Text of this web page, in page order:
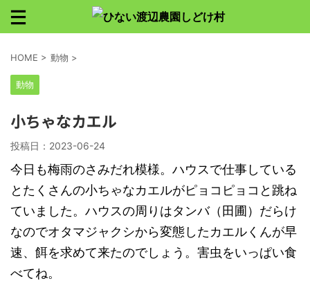
HOME > 動物 >
動物
小ちゃなカエル
投稿日： 2023-06-24
今日も梅雨のさみだれ模様。ハウスで仕事している
とたくさんの小ちゃなカエルがピョコピョコと跳ね
ていました。ハウスの周りはタンバ（田圃）だらけ
なのでオタマジャクシから変態したカエルくんが早
速、餌を求めて来たのでしょう。害虫をいっぱい食
べてね。